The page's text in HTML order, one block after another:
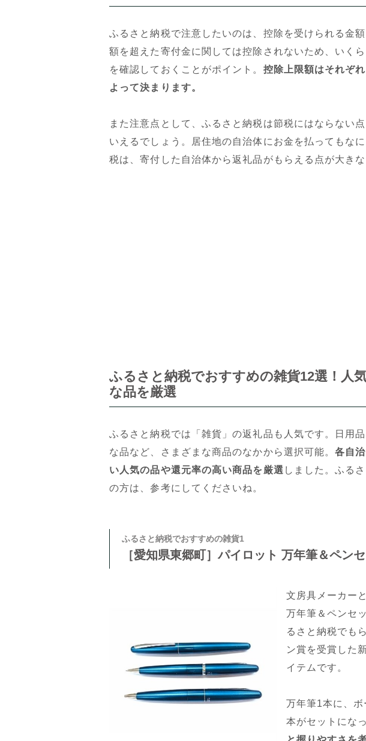
ふるさと納税で注意したいのは、控除を受けられる金
額を超えた寄付金に関しては控除されないため、いく
を確認しておくことがポイント。 控除上限額はそれぞ
よって決まります。
また注意点として、ふるさと納税は節税にはならない
いえるでしょう。居住地の自治体にお金を払ってもな
税は、寄付した自治体から返礼品がもらえる点が大き
ふるさと納税でおすすめの雑貨12選！人
な品を厳選
ふるさと納税では「雑貨」の返礼品も人気です。日用
な品など、さまざまな商品のなかから選択可能。各自
い人気の品や還元率の高い商品を厳選 しました。ふる
の方は、参考にしてくださいね。
ふるさと納税でおすすめの雑貨1
［愛知県東郷町］パイロット 万年筆＆ペン
文房具メーカー
万年筆＆ペンセ
るさと納税でも
ン賞を受賞した
イテムです。
万年筆1本に、
本がセットにな